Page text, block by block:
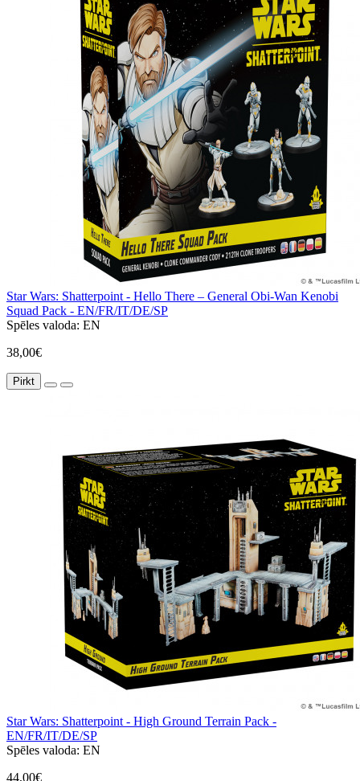
Star Wars: Shatterpoint - Hello There – General Obi-Wan Kenobi
Squad Pack - EN/FR/IT/DE/SP
Spēles valoda: EN
38,00€
Pirkt
Star Wars: Shatterpoint - High Ground Terrain Pack -
EN/FR/IT/DE/SP
Spēles valoda: EN
44,00€